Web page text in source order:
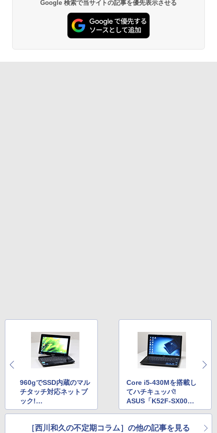
Google 検索で当サイトの記事を優先表示させる
960gでSSD内蔵のマル
チタッチ対応ネットブ
ック!
ASUS「Eee PC T91M
Core i5-430Mを搭載し
てハチキュッパ!
ASUS「K52F-SX005
V」
［西川和久の不定期コラム］の他の記事を見る